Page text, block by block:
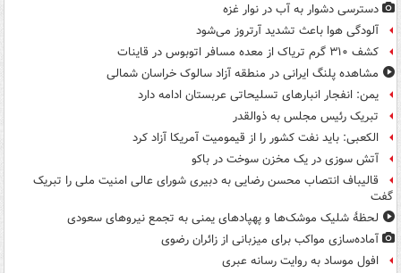
دسترسی دشوار به آب در نوار غزه
آلودگی هوا باعث تشدید آرتروز می‌شود
کشف ۳۱۰ گرم تریاک از معده مسافر اتوبوس در قاینات
مشاهده پلنگ ایرانی در منطقه آزاد سالوک خراسان شمالی
یمن: انفجار انبارهای تسلیحاتی عربستان ادامه دارد
تبریک رئیس مجلس به ذوالقدر
الکعبی: باید نفت کشور را از قیمومیت آمریکا آزاد کرد
آتش سوزی در یک مخزن سوخت در باکو
قالیباف انتصاب محسن رضایی به دبیری شورای عالی امنیت ملی را تبریک
گفت
لحظۀ شلیک موشک‌ها و پهپادهای یمنی به تجمع نیروهای سعودی
آماده‌سازی مواکب برای میزبانی از زائران رضوی
افول موساد به روایت رسانه عبری